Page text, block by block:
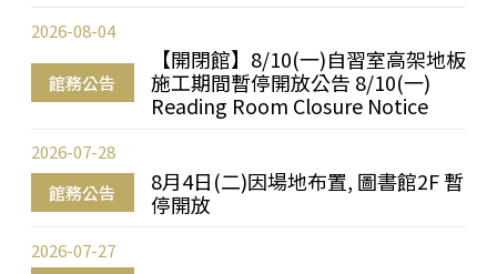
館務公告
【開閉館】8/10(一)自習室高架地板
施工期間暫停開放公告 8/10(一)
Reading Room Closure Notice
2026-08-04
館務公告
8月4日(二)因場地布置, 圖書館2F 暫
停開放
2026-07-28
2026-07-27